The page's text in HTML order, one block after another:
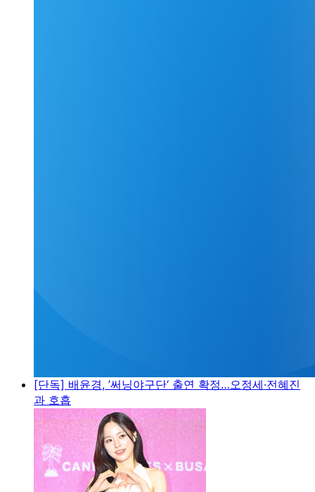
[단독] 배윤경, ’써닝야구단‘ 출연 확정…오정세·전혜진
과 호흡